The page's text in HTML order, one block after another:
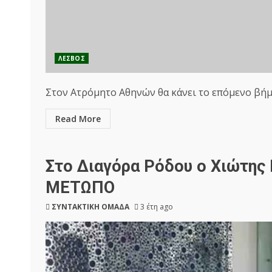
ΛΕΣΒΟΣ
Στον Ατρόμητο Αθηνών θα κάνει το επόμενο
Read More
Στο Διαγόρα Ρόδου ο
ΜΕΤΩΠΟ
ΣΥΝΤΑΚΤΙΚΗ ΟΜΑΔΑ 3 έτη ago